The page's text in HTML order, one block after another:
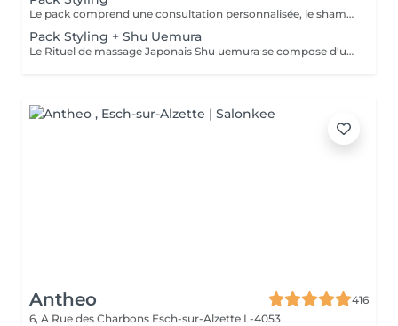
Le pack comprend une consultation personnalisée, le shampooing et le conditionneur spécifiques REDKEN/ SHU UEMURA , le séchage et les produits de styling REDKEN/ SHU UEMURA * Tarifs à titre indicatifs à confirmer après la consultation personnalisée établit auprès de votre coiffeur/stylist/spécialiste * La direction se réserve le droit d’apporter des modifications pour le bon fonctionnement du salon
Pack Styling + Shu Uemura
Le Rituel de massage Japonais Shu uemura se compose d'un shampooing et d'un soin d'une durée de 30 minutes pour une relaxation une une réparation intense du cheveu et ensuite le pack styling
Antheo
416
6, A Rue des Charbons Esch-sur-Alzette L-4053